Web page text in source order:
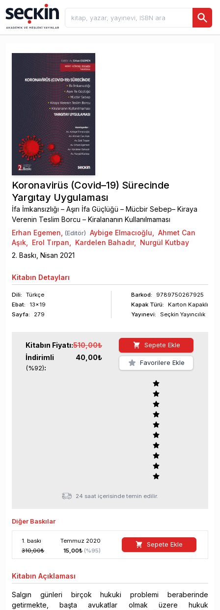
Koronavirüs (Covid–19) Sürecinde
Yargıtay Uygulaması
İfa İmkansızlığı – Aşırı İfa Güçlüğü – Mücbir Sebep– Kiraya
Verenin Teslim Borcu – Kiralananın Kullanılmaması
Erhan Egemen, (Editör) Aybige Elmacıoğlu, Ahmet Can
Aşık, Erol Tırpan, Kardelen Bahadır, Nurgül Kutbay
2. Baskı, Nisan 2021
Kitabın Detayları
Dili:
Türkçe
Ebat:
13x19
Sayfa: 279
Barkod:
9789750267925
Kapak Türü:
Karton Kapaklı
Yayınevi:
Seçkin Yayıncılık
Kitabın Fiyatı:510,00₺
İndirimli
(%92):
40,00₺
Sepete Ekle
Favorilere Ekle
24 saat içerisinde temin edilir.
Diğer Baskılar
1. baskı Temmuz 2020
310,00₺ 15,00₺ (%95)
Sepete Ekle
Kitabın Açıklaması
Salgın günleri birçok hukuki problemi beraberinde
getirmekte, başta avukatlar olmak üzere hukuk